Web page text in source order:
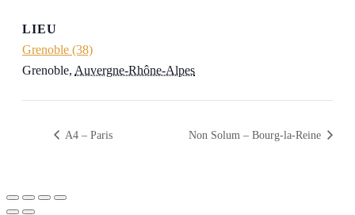
LIEU
Grenoble (38)
Grenoble, Auvergne-Rhône-Alpes
A4 – Paris Non Solum – Bourg-la-Reine